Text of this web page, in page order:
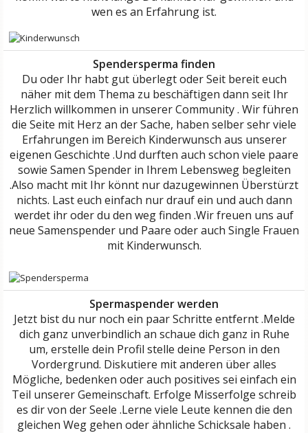
wen es an Erfahrung ist.
Spendersperma finden
Du oder Ihr habt gut überlegt oder Seit bereit euch
näher mit dem Thema zu beschäftigen dann seit Ihr
Herzlich willkommen in unserer Community . Wir führen
die Seite mit Herz an der Sache, haben selber sehr viele
Erfahrungen im Bereich Kinderwunsch aus unserer
eigenen Geschichte .Und durften auch schon viele paare
sowie Samen Spender in Ihrem Lebensweg begleiten
.Also macht mit Ihr könnt nur dazugewinnen Überstürzt
nichts. Last euch einfach nur drauf ein und auch dann
werdet ihr oder du den weg finden .Wir freuen uns auf
neue Samenspender und Paare oder auch Single Frauen
mit Kinderwunsch.
Spermaspender werden
Jetzt bist du nur noch ein paar Schritte entfernt .Melde
dich ganz unverbindlich an schaue dich ganz in Ruhe
um, erstelle dein Profil stelle deine Person in den
Vordergrund. Diskutiere mit anderen über alles
Mögliche, bedenken oder auch positives sei einfach ein
Teil unserer Gemeinschaft. Erfolge Misserfolge schreib
es dir von der Seele .Lerne viele Leute kennen die den
gleichen Weg gehen oder ähnliche Schicksale haben .